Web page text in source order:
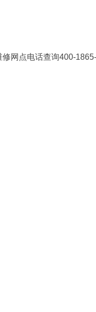
网点电话查询400-